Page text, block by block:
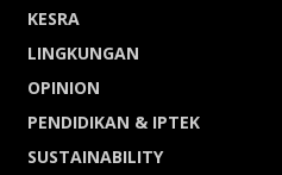
KESRA
LINGKUNGAN
OPINION
PENDIDIKAN & IPTEK
SUSTAINABILITY